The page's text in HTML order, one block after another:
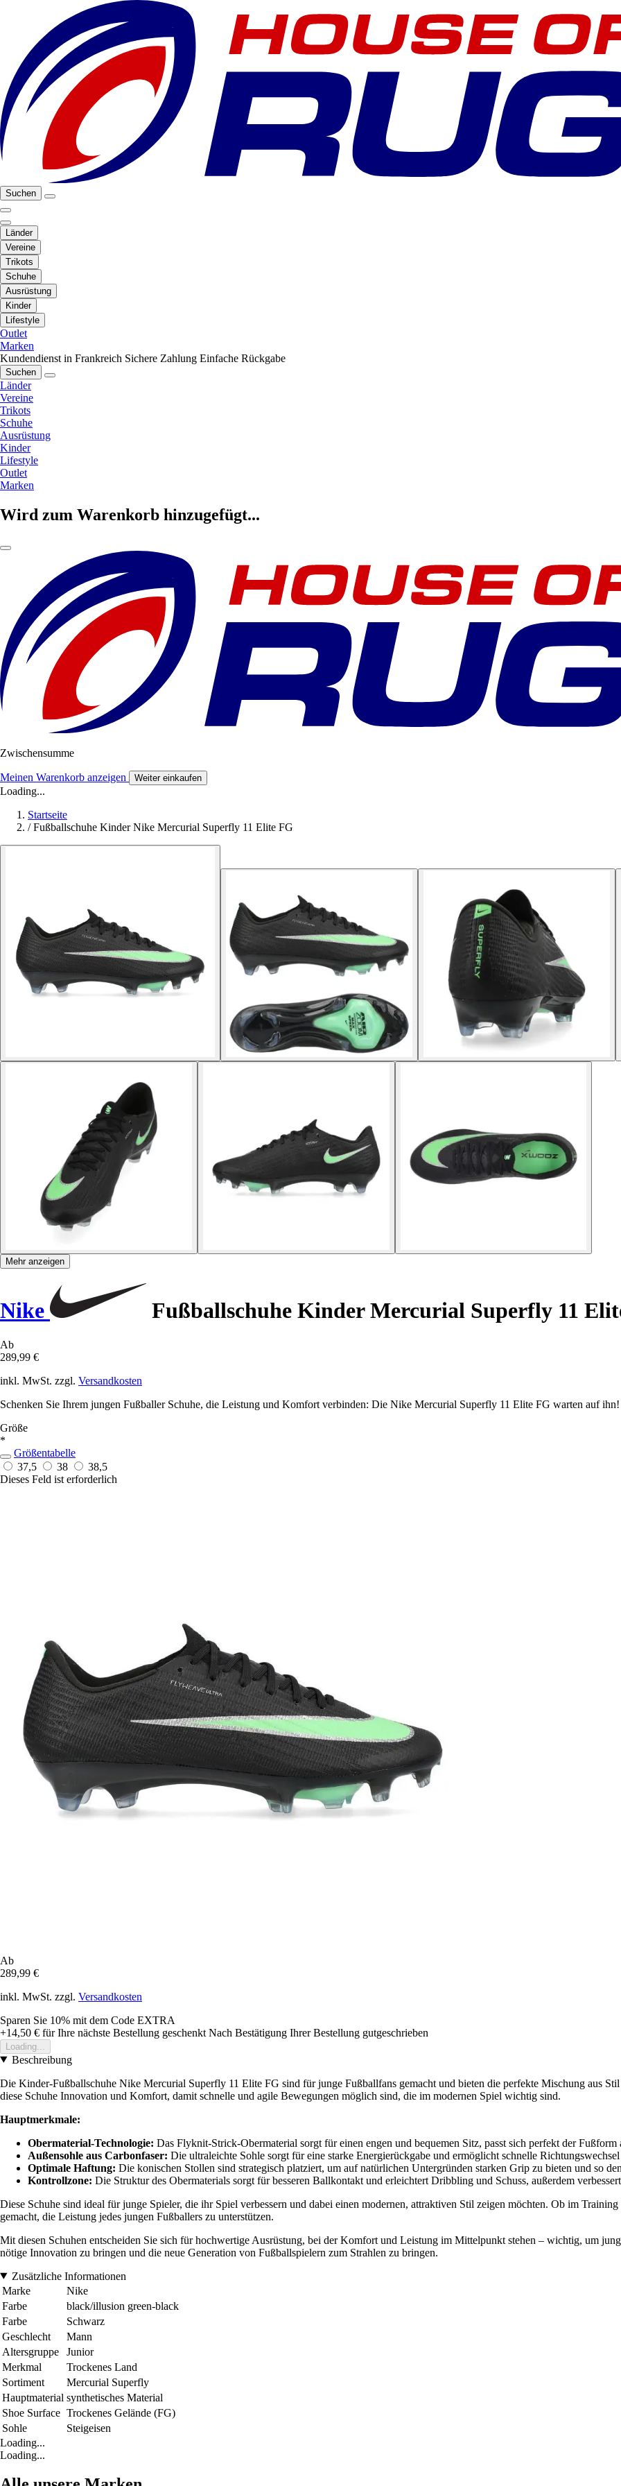
Suchen
Länder
Vereine
Trikots
Schuhe
Ausrüstung
Kinder
Lifestyle
Outlet
Marken
Kundendienst in Frankreich Sichere Zahlung Einfache Rückgabe
Suchen
Länder
Vereine
Trikots
Schuhe
Ausrüstung
Kinder
Lifestyle
Outlet
Marken
Wird zum Warenkorb hinzugefügt...
Zwischensumme
Meinen Warenkorb anzeigen Weiter einkaufen
Loading...
Startseite
/ Fußballschuhe Kinder Nike Mercurial Superfly 11 Elite FG
Mehr anzeigen
Nike Fußballschuhe Kinder Mercurial Superfly 11
Ab
289,99 €
inkl. MwSt. zzgl. Versandkosten
Schenken Sie Ihrem jungen Fußballer Schuhe, die Leistung und Komfort verbinden: Die Nike Mercurial Superfly 11 Elite FG warten auf ihn!
Größe
*
Größentabelle
37,5
38
38,5
Dieses Feld ist erforderlich
Ab
289,99 €
inkl. MwSt. zzgl. Versandkosten
Sparen Sie 10% mit dem Code EXTRA
+14,50 € für Ihre nächste Bestellung geschenkt Nach Bestätigung Ihrer Bestellung gutgeschrieben
Loading...
Beschreibung
Die Kinder-Fußballschuhe Nike Mercurial Superfly 11 Elite FG sind für junge Fußballfans gemacht und bieten die perfekte Mischung aus
diese Schuhe Innovation und Komfort, damit schnelle und agile Bewegungen möglich sind, die im modernen Spiel wichtig sind.
Hauptmerkmale:
Obermaterial-Technologie: Das Flyknit-Strick-Obermaterial sorgt für einen engen und bequemen Sitz, passt sich perfekt der
Außensohle aus Carbonfaser: Die ultraleichte Sohle sorgt für eine starke Energierückgabe und ermöglicht schnelle
Optimale Haftung: Die konischen Stollen sind strategisch platziert, um auf natürlichen Untergründen starken Grip zu bieten und so
Kontrollzone: Die Struktur des Obermaterials sorgt für besseren Ballkontakt und erleichtert Dribbling und Schuss, außerdem
Diese Schuhe sind ideal für junge Spieler, die ihr Spiel verbessern und dabei einen modernen, attraktiven Stil zeigen möchten. Ob im
gemacht, die Leistung jedes jungen Fußballers zu unterstützen.
Mit diesen Schuhen entscheiden Sie sich für hochwertige Ausrüstung, bei der Komfort und Leistung im Mittelpunkt stehen – wichtig, um
nötige Innovation zu bringen und die neue Generation von Fußballspielern zum Strahlen zu bringen.
Zusätzliche Informationen
Marke
Nike
Farbe
black/illusion green-black
Farbe
Schwarz
Geschlecht
Mann
Altersgruppe
Junior
Merkmal
Trockenes Land
Sortiment
Mercurial Superfly
Hauptmaterial synthetisches Material
Shoe Surface Trockenes Gelände (FG)
Sohle
Steigeisen
Loading...
Loading...